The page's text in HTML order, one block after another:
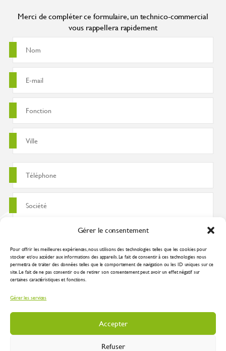
Gérer le consentement
Pour offrir les meilleures expériences, nous utilisons des technologies telles que les cookies pour
stocker et/ou accéder aux informations des appareils. Le fait de consentir à ces technologies nous
permettra de traiter des données telles que le comportement de navigation ou les ID uniques sur ce
site. Le fait de ne pas consentir ou de retirer son consentement peut avoir un effet négatif sur
certaines caractéristiques et fonctions.
Gérer les services
Accepter
Refuser
Merci de compléter ce formulaire, un technico-commercial
vous rappellera rapidement
J'accepte que ces données soient utilisées pour traiter ma demande